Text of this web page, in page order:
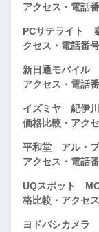
アクセス・電話
PCサテライト
クセス・電話番号
新日通モバイル
アクセス・電話
イズミヤ 紀伊
価格比較・アク
平和堂 アル・プ
アクセス・電話
UQスポット
格比較・アクセ
ヨドバシカメラ